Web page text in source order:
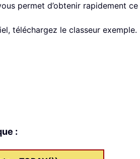
permet d’obtenir rapidement
téléchargez le classeur exemple.
: